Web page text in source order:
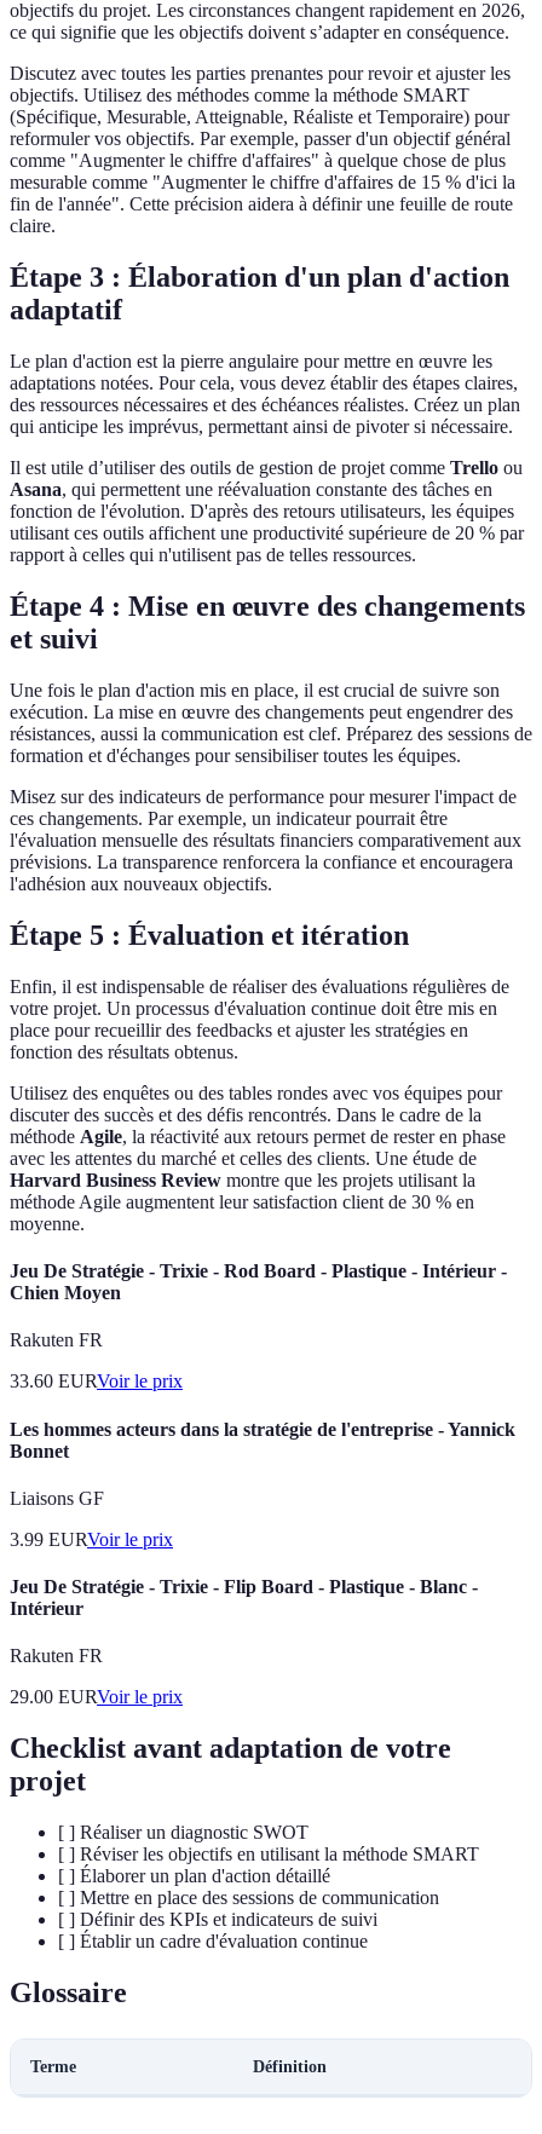
objectifs du projet. Les circonstances changent rapidement en 2026,
ce qui signifie que les objectifs doivent s’adapter en conséquence.
Discutez avec toutes les parties prenantes pour revoir et ajuster les
objectifs. Utilisez des méthodes comme la méthode SMART
(Spécifique, Mesurable, Atteignable, Réaliste et Temporaire) pour
reformuler vos objectifs. Par exemple, passer d'un objectif général
comme "Augmenter le chiffre d'affaires" à quelque chose de plus
mesurable comme "Augmenter le chiffre d'affaires de 15 % d'ici la
fin de l'année". Cette précision aidera à définir une feuille de route
claire.
Étape 3 : Élaboration d'un plan d'action
adaptatif
Le plan d'action est la pierre angulaire pour mettre en œuvre les
adaptations notées. Pour cela, vous devez établir des étapes claires,
des ressources nécessaires et des échéances réalistes. Créez un plan
qui anticipe les imprévus, permettant ainsi de pivoter si nécessaire.
Il est utile d’utiliser des outils de gestion de projet comme Trello ou
Asana, qui permettent une réévaluation constante des tâches en
fonction de l'évolution. D'après des retours utilisateurs, les équipes
utilisant ces outils affichent une productivité supérieure de 20 % par
rapport à celles qui n'utilisent pas de telles ressources.
Étape 4 : Mise en œuvre des changements
et suivi
Une fois le plan d'action mis en place, il est crucial de suivre son
exécution. La mise en œuvre des changements peut engendrer des
résistances, aussi la communication est clef. Préparez des sessions de
formation et d'échanges pour sensibiliser toutes les équipes.
Misez sur des indicateurs de performance pour mesurer l'impact de
ces changements. Par exemple, un indicateur pourrait être
l'évaluation mensuelle des résultats financiers comparativement aux
prévisions. La transparence renforcera la confiance et encouragera
l'adhésion aux nouveaux objectifs.
Étape 5 : Évaluation et itération
Enfin, il est indispensable de réaliser des évaluations régulières de
votre projet. Un processus d'évaluation continue doit être mis en
place pour recueillir des feedbacks et ajuster les stratégies en
fonction des résultats obtenus.
Utilisez des enquêtes ou des tables rondes avec vos équipes pour
discuter des succès et des défis rencontrés. Dans le cadre de la
méthode Agile, la réactivité aux retours permet de rester en phase
avec les attentes du marché et celles des clients. Une étude de
Harvard Business Review montre que les projets utilisant la
méthode Agile augmentent leur satisfaction client de 30 % en
moyenne.
Jeu De Stratégie - Trixie - Rod Board - Plastique - Intérieur -
Chien Moyen
Rakuten FR
33.60 EURVoir le prix
Les hommes acteurs dans la stratégie de l'entreprise - Yannick
Bonnet
Liaisons GF
3.99 EURVoir le prix
Jeu De Stratégie - Trixie - Flip Board - Plastique - Blanc -
Intérieur
Rakuten FR
29.00 EURVoir le prix
Checklist avant adaptation de votre
projet
[ ] Réaliser un diagnostic SWOT
[ ] Réviser les objectifs en utilisant la méthode SMART
[ ] Élaborer un plan d'action détaillé
[ ] Mettre en place des sessions de communication
[ ] Définir des KPIs et indicateurs de suivi
[ ] Établir un cadre d'évaluation continue
Glossaire
Terme Définition